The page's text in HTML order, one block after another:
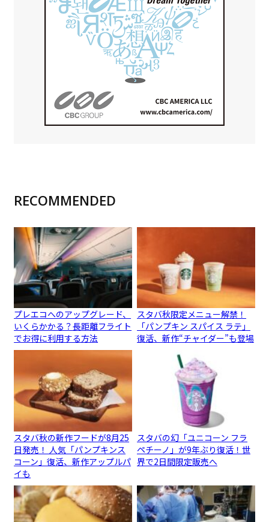
RECOMMENDED
プレエコへのアップグレード、
いくらかかる？長距離フライト
でお得に利用する方法
スタバ秋限定メニュー解禁！
「パンプキン スパイス ラテ」
復活、新作“チャイダー”も登場
スタバ秋の新作フードが8月25
日発売！ 人気「パンプキンス
コーン」復活、新作アップルパ
イも
スタバの幻「ユニコーン フラ
ペチーノ」が9年ぶり復活！世
界で2日間限定販売へ